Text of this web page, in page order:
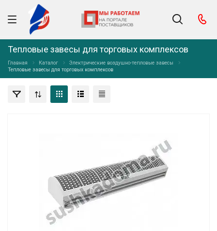
Тепловые завесы для торговых комплексов
Главная Каталог
Электрические воздушно-тепловые завесы
Тепловые завесы для торговых комплексов
Электрическая воздушно-тепловая завеса ТЗ 3.5
Мощность: 3,5 кВт
Скорость воздушного потока: 5-10 м/с
Объем воздуха: 900 м³/ч